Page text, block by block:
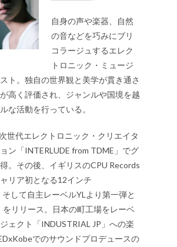
自身の声や楽器、自然
の音などを巧みにブリ
コラージュするエレク
トロニック・ミュージ
ト。独自の世界観と美学が貫き通さ
高く評価され、ジャンルや国境を越
な活動を行っている。
世代エレクトロニック・クリエイタ
ン「INTERLUDE from TDME」でグ
。その後、イギリスのCPU Records
リア初となる12インチ
そして自主レーベルYLより第一弾と
をリリース。日本の町工場をレーベ
ェクト「INDUSTRIAL JP」への楽
でのサウンドプロデュースの